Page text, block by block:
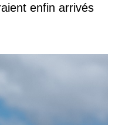
enfin arrivés